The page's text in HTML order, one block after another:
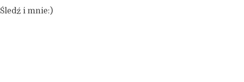
Śledź i mnie:)